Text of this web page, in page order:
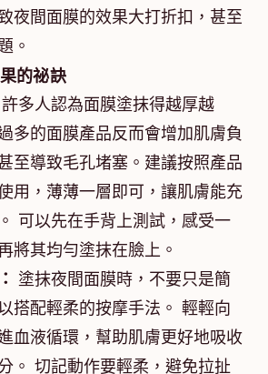
夜間面膜的效果大打折扣，甚至
。
的祕訣
許多人認為面膜塗抹得越厚越
多的面膜產品反而會增加肌膚負
至導致毛孔堵塞。建議按照產品
用，薄薄一層即可，讓肌膚能充
可以先在手背上測試，感受一
將其均勻塗抹在臉上。
塗抹夜間面膜時，不要只是簡
搭配輕柔的按摩手法。 輕輕向
血液循環，幫助肌膚更好地吸收
。 切記動作要輕柔，避免拉扯